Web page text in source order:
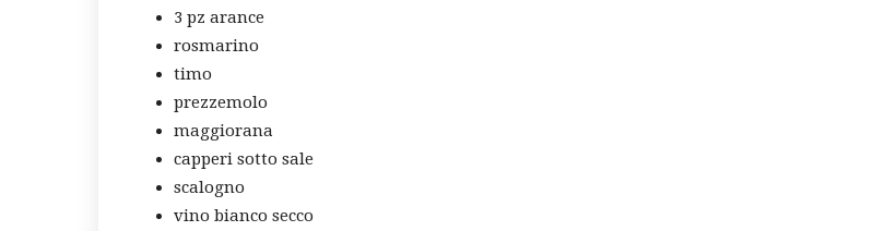
3 pz arance
rosmarino
timo
prezzemolo
maggiorana
capperi sotto sale
scalogno
vino bianco secco